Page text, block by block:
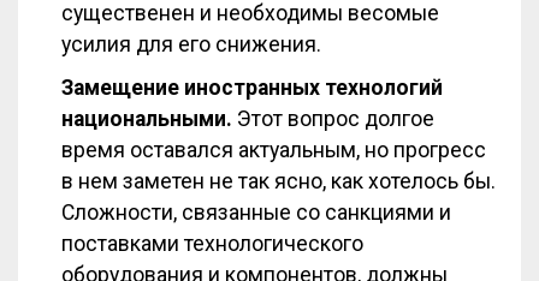
существенен и необходимы весомые
усилия для его снижения.
Замещение иностранных технологий
национальными. Этот вопрос долгое
время оставался актуальным, но прогресс
в нем заметен не так ясно, как хотелось бы.
Сложности, связанные со санкциями и
поставками технологического
оборудования и компонентов, должны